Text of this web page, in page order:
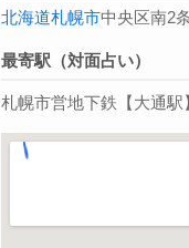
北海道札幌市中央区南2
最寄駅（対面占い）
札幌市営地下鉄【大通